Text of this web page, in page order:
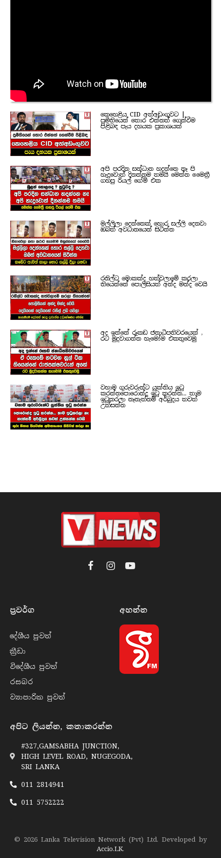
කෙහෙළිය CID අත්අඩංගුවට |
ප්‍රමිතියෙන් තොර එන්නත් ගෙන්වීම
පිළිබඳ පැය දහයක ප්‍රකාශයක්
අපි පරදින සන්ධාන හදන්නෙ නෑ පි
හැදුවොත් දිනන්නම තමයි මෙන්න මෛත්‍රී
ගහපු රියල් ගේම් එක
මල්ලිලා දෙන්නෙක් හොර සල්ලි දෙනවා
ඔබත් අවධානයෙන් සිටින්න
රනිල්ට මොකක්ද හත්වලාමේ කරලා
තියෙන්නේ පොලිසියත් අන්ද මන්ද වෙයි
අද ඉන්නේ රූකඩ ජනාධිපතිවරයෙක් ,
රට මුදවාගන්න හැමෝම එකතුවෙමු
වහාම ගුරුවරුන්ට යුක්තිය ඉටු
කරන්නපොරොන්දු ඉටු කරන්න... තාම
ඉටුකරලා නෑනැත්නම් අර්බුදය තවත්
උත්සන්න
FacebookInstagramYouTube
ප්‍රවර්​ග
දේශීය පුව​ත්
ක්‍රී​ඩා
විදේශීය පුව​ත්
රසබ​ර
ව්‍යාපාරික පුව​ත්
අහන්​න
අපිට ලියන්න, කතාකරන්න
#327,GAMSABHA JUNCTION,
HIGH LEVEL ROAD, NUGEGODA,
SRI LANKA
011 2814941
011 5752222
© 2026 Lanka Television Network (Pvt) Ltd. Developed by
Accio.LK.